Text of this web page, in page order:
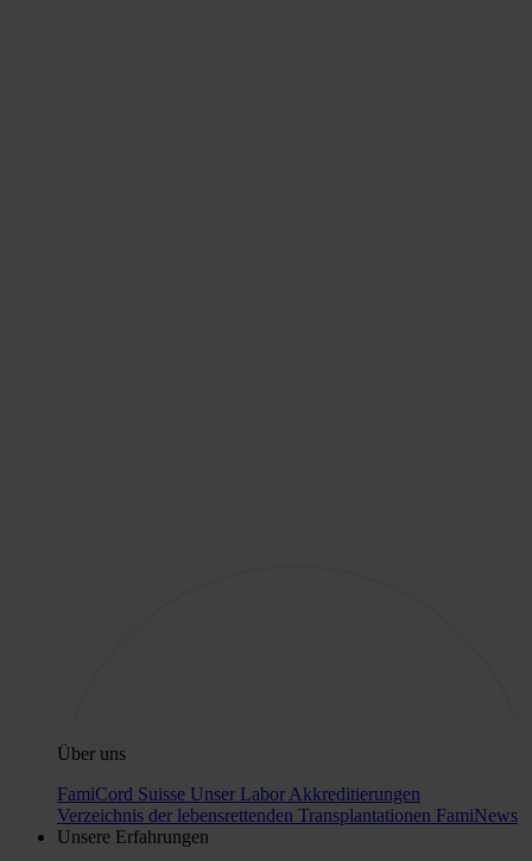
Über uns
FamiCord Suisse Unser Labor Akkreditierungen
Verzeichnis der lebensrettenden Transplantationen FamiNews
Unsere Erfahrungen